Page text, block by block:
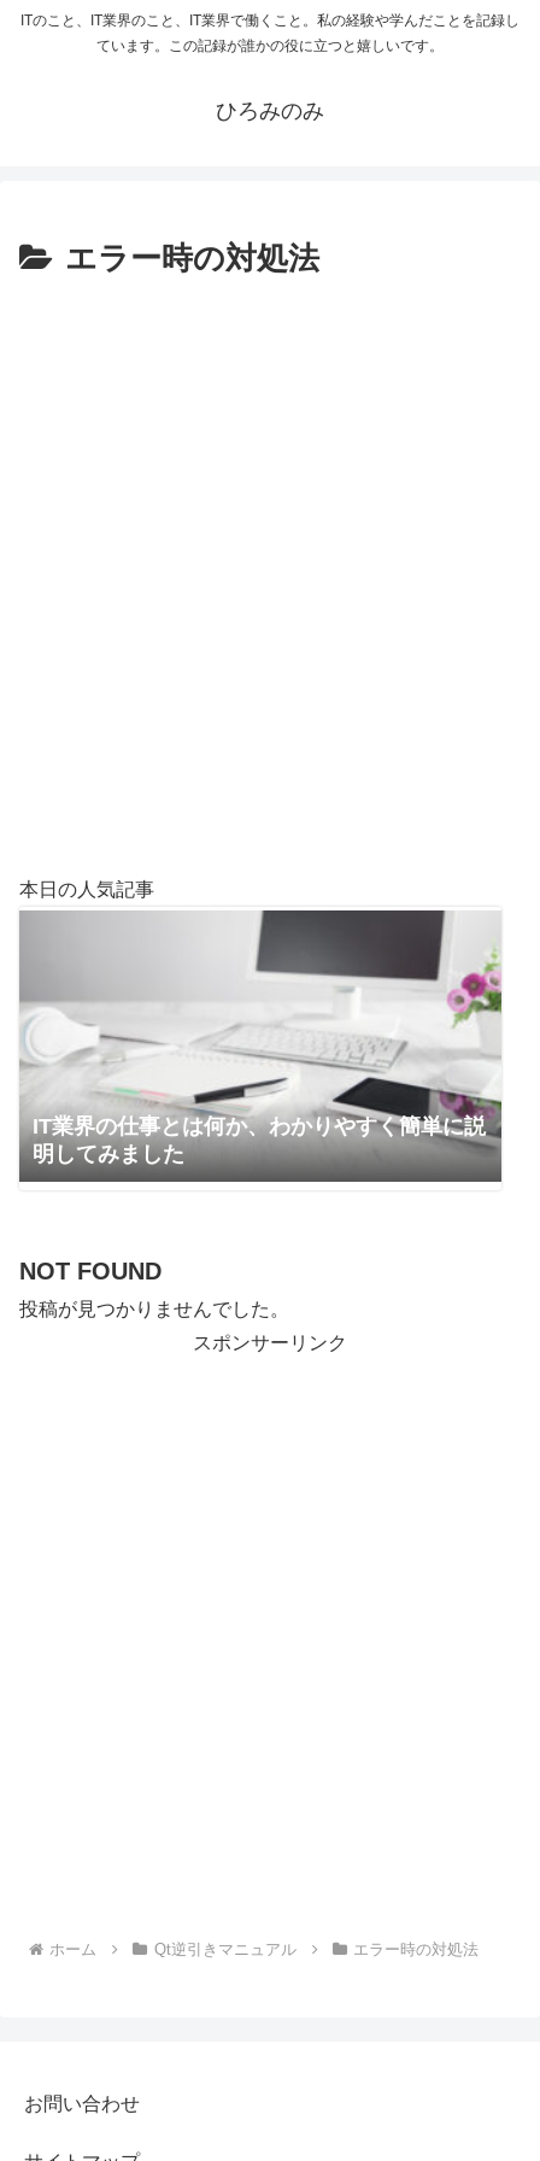
ITのこと、IT業界のこと、IT業界で働くこと。私の経験や学んだことを記録し
ています。この記録が誰かの役に立つと嬉しいです。
ひろみのみ
エラー時の対処法
本日の人気記事
IT業界の仕事とは何か、わかりやすく簡単に説
明してみました
NOT FOUND
投稿が見つかりませんでした。
スポンサーリンク
ホーム Qt逆引きマニュアル エラー時の対処法
お問い合わせ